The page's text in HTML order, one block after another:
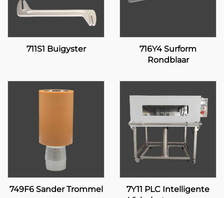
711S1 Buigyster
716Y4 Surform
Rondblaar
749F6 Sander Trommel
7Y11 PLC Intelligente